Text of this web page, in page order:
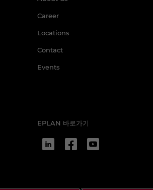
Career
Locations
Contact
Events
EPLAN 바로가기